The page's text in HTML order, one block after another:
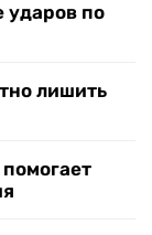
ударов по
лишить